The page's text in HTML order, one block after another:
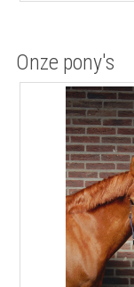
Onze pony's